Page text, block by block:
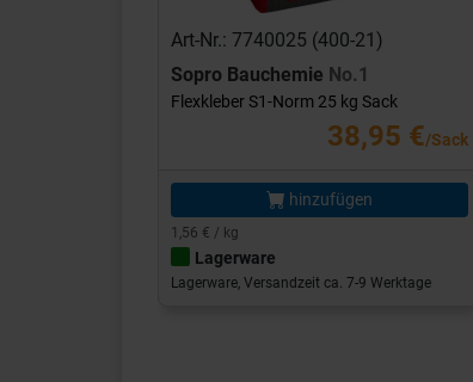
Art-Nr.: 7740025 (400-21)
Sopro Bauchemie No.1
Flexkleber S1-Norm 25 kg Sack
38,95 €/Sack
hinzufügen
1,56 € / kg
Lagerware
Lagerware, Versandzeit ca. 7-9 Werktage